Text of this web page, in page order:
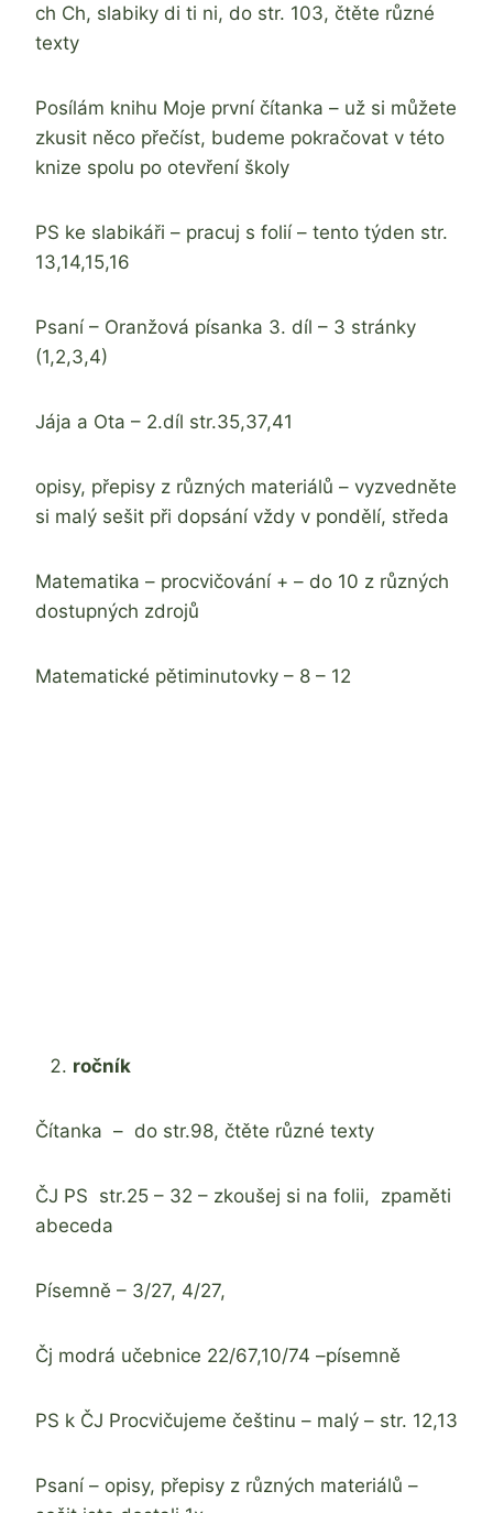
ch Ch, slabiky di ti ni, do str. 103, čtěte různé
texty
Posílám knihu Moje první čítanka – už si můžete
zkusit něco přečíst, budeme pokračovat v této
knize spolu po otevření školy
PS ke slabikáři – pracuj s folií – tento týden str.
13,14,15,16
Psaní – Oranžová písanka 3. díl – 3 stránky
(1,2,3,4)
Jája a Ota – 2.díl str.35,37,41
opisy, přepisy z různých materiálů – vyzvedněte
si malý sešit při dopsání vždy v pondělí, středa
Matematika – procvičování + – do 10 z různých
dostupných zdrojů
Matematické pětiminutovky – 8 – 12
ročník
Čítanka – do str.98, čtěte různé texty
ČJ PS str.25 – 32 – zkoušej si na folii, zpaměti
abeceda
Písemně – 3/27, 4/27,
Čj modrá učebnice 22/67,10/74 –písemně
PS k ČJ Procvičujeme češtinu – malý – str. 12,13
Psaní – opisy, přepisy z různých materiálů –